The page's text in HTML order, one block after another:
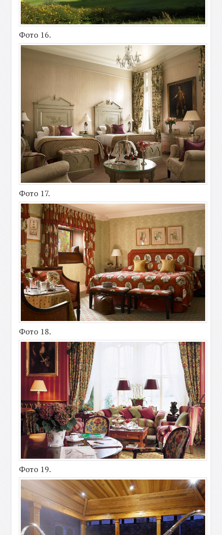
Фото 16.
Фото 17.
Фото 18.
Фото 19.